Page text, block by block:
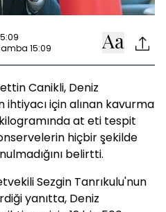
15:09
Canikli, Deniz
ihtiyacı için alınan kavurma
at eti tespit
hiçbir şekilde
belirtti.
Sezgin Tanrıkulu'nun
yanıtta, Deniz